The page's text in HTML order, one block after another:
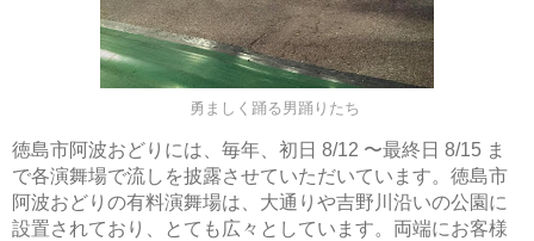
勇ましく踊る男踊りたち
徳島市阿波おどりには、毎年、初日 8/12 〜最終日 8/15 ま
で各演舞場で流しを披露させていただいています。徳島市
阿波おどりの有料演舞場は、大通りや吉野川沿いの公園に
設置されており、とても広々としています。両端にお客様